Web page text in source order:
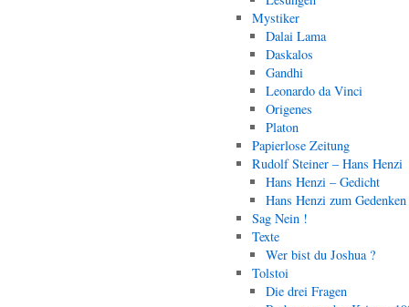
Mystiker
Dalai Lama
Daskalos
Gandhi
Leonardo da Vinci
Origenes
Platon
Papierlose Zeitung
Rudolf Steiner – Hans Henzi
Hans Henzi – Gedicht
Hans Henzi zum Gedenken
Sag Nein !
Texte
Wer bist du Joshua ?
Tolstoi
Die drei Fragen